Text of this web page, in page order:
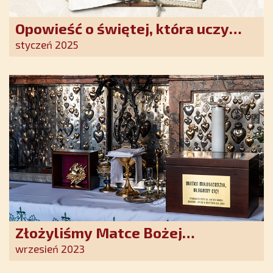
Opowieść o świętej, która uczy
szczerego oddania się Bogu.
nadziei w XXI wieku
styczeń 2025
Złożyliśmy Matce Bożej
Ostrobramskiej pozłacane wotum
wrzesień 2023